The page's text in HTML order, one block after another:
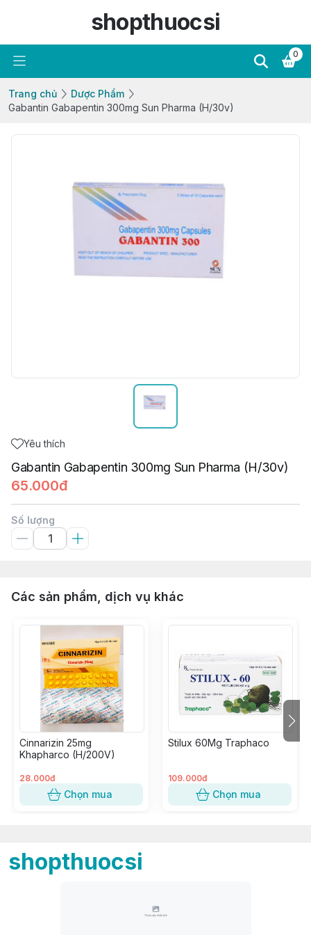
shopthuocsi
0
Trang chủ
Dược Phẩm
Gabantin Gabapentin 300mg Sun Pharma (H/30v)
Yêu thích
Gabantin Gabapentin 300mg Sun Pharma (H/30v)
65.000đ
Số lượng
Các sản phẩm, dịch vụ khác
Cinnarizin 25mg
Khapharco (H/200V)
28.000đ
Chọn mua
Stilux 60Mg Traphaco
109.000đ
Chọn mua
shopthuocsi